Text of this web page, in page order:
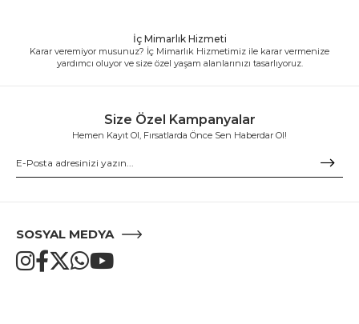
İç Mimarlık Hizmeti
Karar veremiyor musunuz? İç Mimarlık Hizmetimiz ile karar vermenize
yardımcı oluyor ve size özel yaşam alanlarınızı tasarlıyoruz.
Size Özel Kampanyalar
Hemen Kayıt Ol, Fırsatlarda Önce Sen Haberdar Ol!
SOSYAL MEDYA